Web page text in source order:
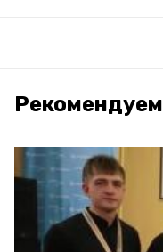
Рекомендуем